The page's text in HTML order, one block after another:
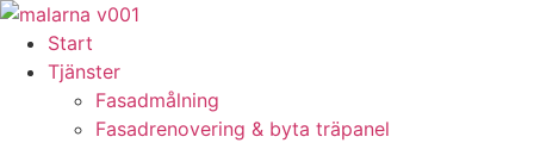
Skip
content
Start
Tjänster
Fasadmålning
Fasadrenovering & byta träpanel